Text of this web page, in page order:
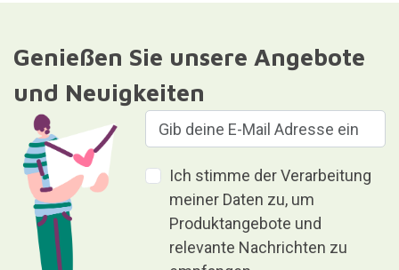
Genießen Sie unsere Angebote
und Neuigkeiten
Ich stimme der Verarbeitung
meiner Daten zu, um
Produktangebote und
relevante Nachrichten zu